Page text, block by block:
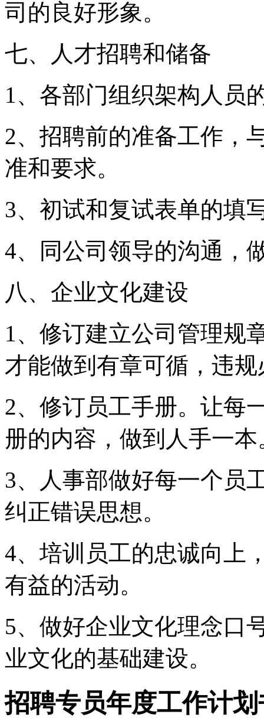
司的良好形象。
七、人才招聘和储备
1、各部门组织架构人员
2、招聘前的准备工作，
准和要求。
3、初试和复试表单的填
4、同公司领导的沟通，
八、企业文化建设
1、修订建立公司管理规
才能做到有章可循，违
2、修订员工手册。让每
册的内容，做到人手一本
3、人事部做好每一个员
纠正错误思想。
4、培训员工的忠诚向上
有益的活动。
5、做好企业文化理念口
业文化的基础建设。
招聘专员年度工作计划